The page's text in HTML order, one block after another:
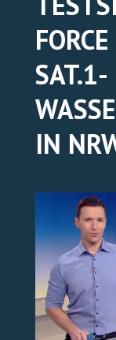
FORCE
AT.1-W
N NRW